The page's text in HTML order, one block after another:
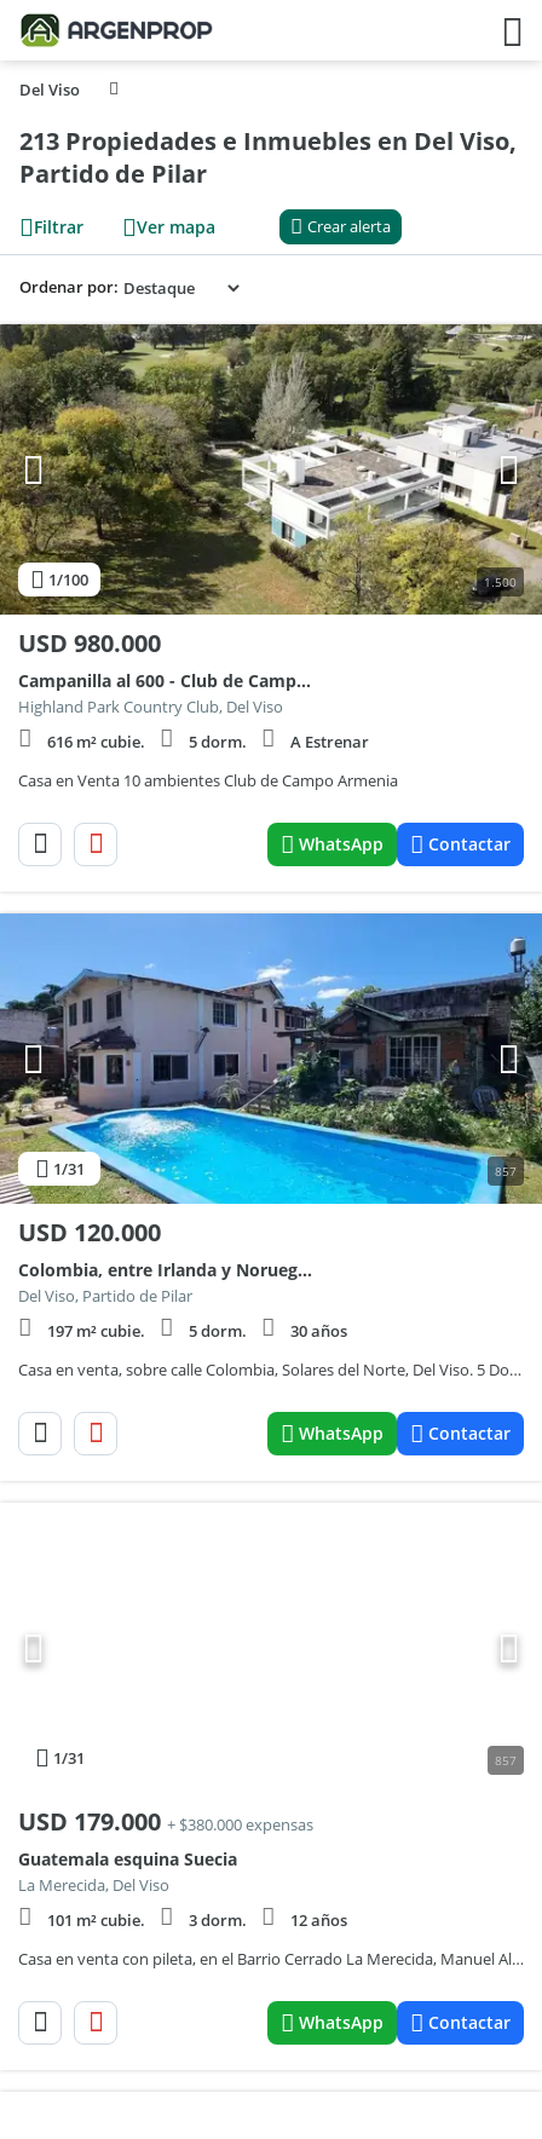
Del Viso
213 Propiedades e Inmuebles en Del Viso,
Partido de Pilar
Filtrar Ver mapa Crear alerta
Ordenar por:
1/100 1.500
USD 980.000
Campanilla al 600 - Club de Campo Armenia
Highland Park Country Club, Del Viso
616 m² cubie.
5 dorm.
A Estrenar
Casa en Venta 10 ambientes Club de Campo Armenia
WhatsApp Contactar
1/31 857
USD 120.000
Colombia, entre Irlanda y Noruega al 5000
Del Viso, Partido de Pilar
197 m² cubie.
5 dorm.
30 años
Casa en venta, sobre calle Colombia, Solares del Norte, Del Viso. 5 Dormitorios
WhatsApp Contactar
1/31 857
USD 179.000 + $380.000 expensas
Guatemala esquina Suecia
La Merecida, Del Viso
101 m² cubie.
3 dorm.
12 años
Casa en venta con pileta, en el Barrio Cerrado La Merecida, Manuel Alberti, Pilar
WhatsApp Contactar